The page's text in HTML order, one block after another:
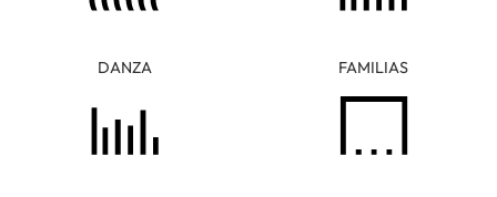
DANZA FAMILIAS